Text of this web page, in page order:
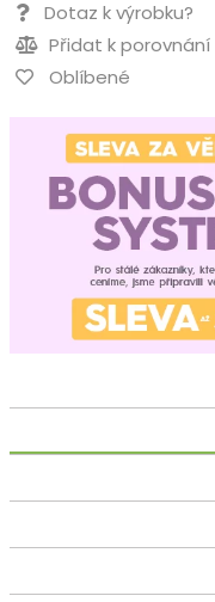
Dotaz k výrobku?
Přidat k porovnání
Oblíbené